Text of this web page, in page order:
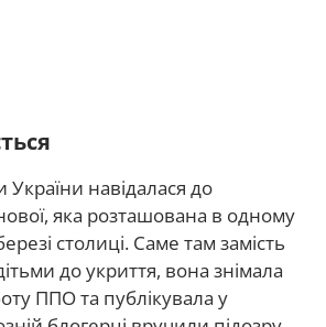
навідалася до
яка розташована в одному
столиці. Саме там замість
до укриття, вона знімала
ППО та публікувала у